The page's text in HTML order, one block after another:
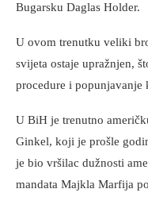
Bugarsku Daglas Holder.
U ovom trenutku veliki
svijeta ostaje upražnjen,
procedure i
U BiH je trenutno
Ginkel, koji je prošle
je bio vršilac dužnosti
mandata Majkla Marfija